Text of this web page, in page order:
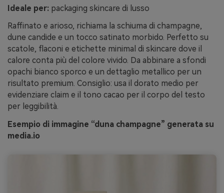
Ideale per: packaging skincare di lusso
Raffinato e arioso, richiama la schiuma di champagne,
dune candide e un tocco satinato morbido. Perfetto su
scatole, flaconi e etichette minimal di skincare dove il
calore conta più del colore vivido. Da abbinare a sfondi
opachi bianco sporco e un dettaglio metallico per un
risultato premium. Consiglio: usa il dorato medio per
evidenziare claim e il tono cacao per il corpo del testo
per leggibilità.
Esempio di immagine “duna champagne” generata su
media.io